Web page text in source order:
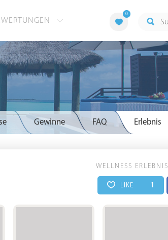
0
Gewinne FAQ Erlebnis
WELLNESS ERLEBNIS
LIKE 1